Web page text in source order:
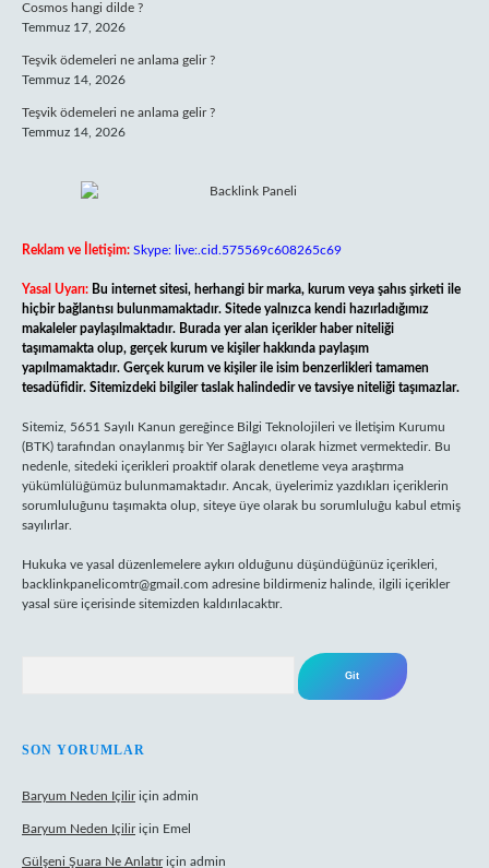
Cosmos hangi dilde ?
Temmuz 17, 2026
Teşvik ödemeleri ne anlama gelir ?
Temmuz 14, 2026
Teşvik ödemeleri ne anlama gelir ?
Temmuz 14, 2026
Reklam ve İletişim: Skype: live:.cid.575569c608265c69
Yasal Uyarı: Bu internet sitesi, herhangi bir marka, kurum veya şahıs şirketi ile
hiçbir bağlantısı bulunmamaktadır. Sitede yalnızca kendi hazırladığımız
makaleler paylaşılmaktadır. Burada yer alan içerikler haber niteliği
taşımamakta olup, gerçek kurum ve kişiler hakkında paylaşım
yapılmamaktadır. Gerçek kurum ve kişiler ile isim benzerlikleri tamamen
tesadüfidir. Sitemizdeki bilgiler taslak halindedir ve tavsiye niteliği taşımazlar.
Sitemiz, 5651 Sayılı Kanun gereğince Bilgi Teknolojileri ve İletişim Kurumu
(BTK) tarafından onaylanmış bir Yer Sağlayıcı olarak hizmet vermektedir. Bu
nedenle, sitedeki içerikleri proaktif olarak denetleme veya araştırma
yükümlülüğümüz bulunmamaktadır. Ancak, üyelerimiz yazdıkları içeriklerin
sorumluluğunu taşımakta olup, siteye üye olarak bu sorumluluğu kabul etmiş
sayılırlar.
Hukuka ve yasal düzenlemelere aykırı olduğunu düşündüğünüz içerikleri,
backlinkpanelicomtr@gmail.com adresine bildirmeniz halinde, ilgili içerikler
yasal süre içerisinde sitemizden kaldırılacaktır.
SON YORUMLAR
Baryum Neden Içiliriçin admin
Baryum Neden Içiliriçin Emel
Gülşeni Şuara Ne Anlatıriçin admin